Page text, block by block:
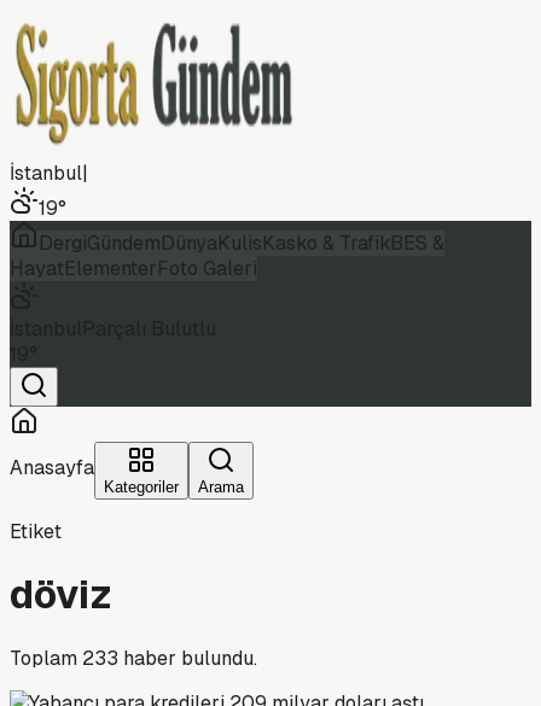
İstanbul|
19°
DergiGündemDünyaKulisKasko & TrafikBES &
HayatElementerFoto Galeri
Anasayfa
Kategoriler Arama
Etiket
döviz
Toplam 233 haber bulundu.